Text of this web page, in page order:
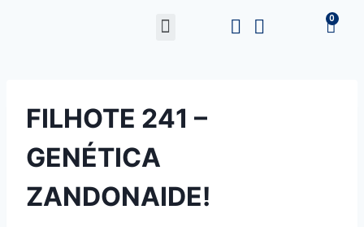
FILHOTE 241 –
GENÉTICA
ZANDONAIDE!